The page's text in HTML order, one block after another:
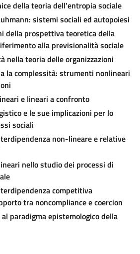
della teoria dell’entropia sociale
sistemi sociali ed autopoiesi
della prospettiva teoretica della
alla previsionalità sociale
nella teoria delle organizzazioni
la complessità: strumenti nonlineari
e lineari a confronto
e le sue implicazioni per lo
sociali
non-lineare e relative
nello studio dei processi di
competitiva
tra noncompliance e coercion
paradigma epistemologico della